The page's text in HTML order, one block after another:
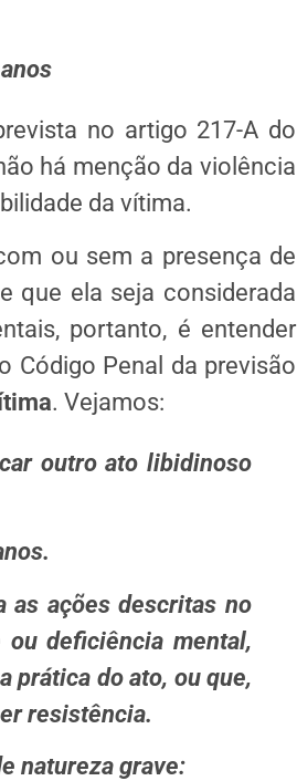
no artigo 217-A do
há menção da violência
da vítima.
ou sem a presença de
que ela seja considerada
portanto, é entender
Código Penal da previsão
. Vejamos:
outro ato libidinoso
as ações descritas no
deficiência mental,
prática do ato, ou que,
resis­tência.
natureza grave: